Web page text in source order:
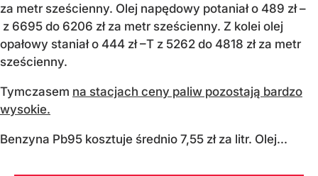
za metr sześcienny. Olej napędowy potaniał o 489 zł –
z 6695 do 6206 zł za metr sześcienny. Z kolei olej
opałowy staniał o 444 zł –T z 5262 do 4818 zł za metr
sześcienny.
Tymczasem na stacjach ceny paliw pozostają bardzo
wysokie.
Benzyna Pb95 kosztuje średnio 7,55 zł za litr. Olej...